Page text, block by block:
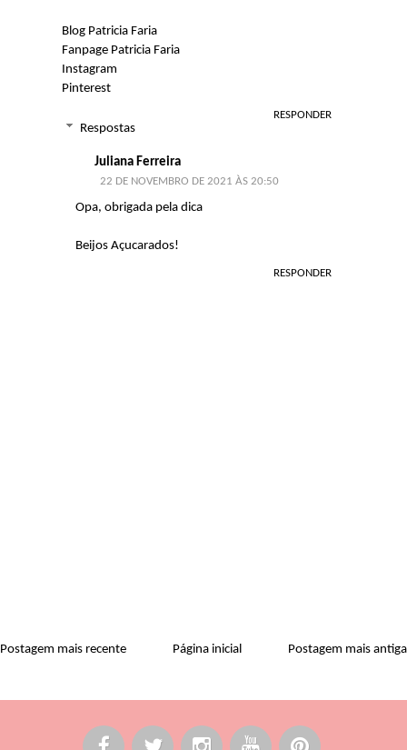
Blog Patricia Faria
Fanpage Patricia Faria
Instagram
Pinterest
RESPONDER
Respostas
Juliana Ferreira
22 DE NOVEMBRO DE 2021 ÀS 20:50
Opa, obrigada pela dica
Beijos Açucarados!
RESPONDER
Postagem mais recente Postagem mais antiga
Página inicial